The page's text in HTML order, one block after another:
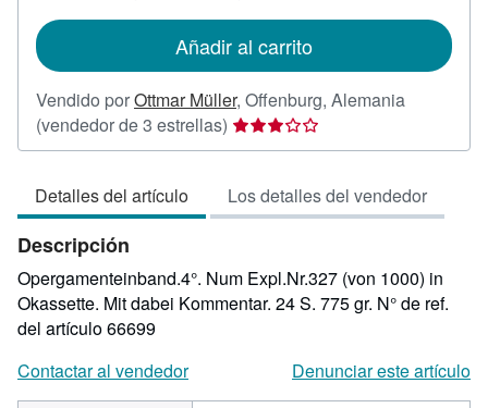
envío
Añadir al carrito
Vendido porOttmar Müller, Offenburg, Alemania
(vendedor de 3 estrellas) Calificación
del
3
de
estrellas
Detalles del artículo Los detalles del vendedor
Descripción
Opergamenteinband.4°. Num Expl.Nr.327 (von 1000) in
Okassette. Mit dabei Kommentar. 24 S. 775 gr. N° de ref.
del artículo 66699
Contactar al vendedor
Denunciar este artículo